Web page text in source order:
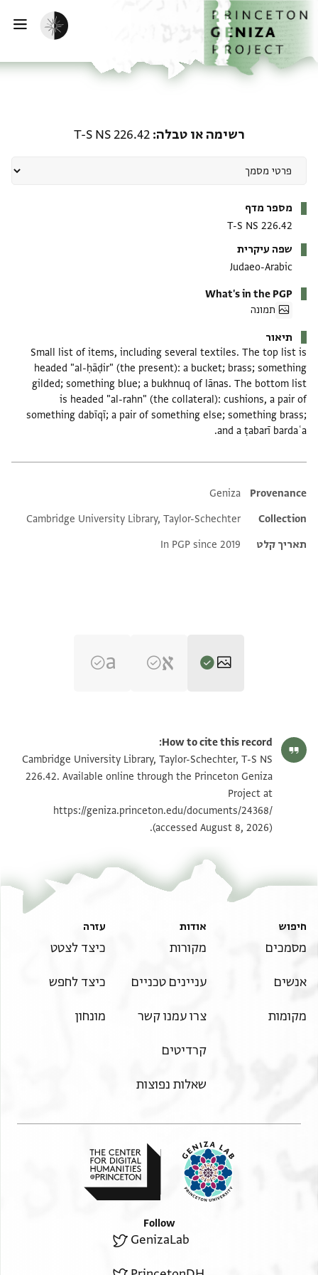
לתוכןהבית
הפעלת מצב כהה
רשימה או טבלה T-S NS 226.42
מספר מדף
T-S NS 226.42
שפה עיקרית
Judaeo-Arabic
What's in the PGP
תמונה
תיאור
Small list of items, including several textiles. The top list is
headed "al-ḥāḍir" (the present): a bucket; brass; something
gilded; something blue; a bukhnuq of lānas. The bottom list
is headed "al-rahn" (the collateral): cushions, a pair of
something dabīqī; a pair of something else; something brass;
and a ṭabarī bardaʿa.
Additional metadata
Provenance
Geniza
Collection
Cambridge University Library, Taylor-Schechter
תאריך קלט
In PGP since 2019
T-S NS 226.42 1v הגדל וסובב
תנאי היתר שימוש בתצלום
How to cite this record:
Cambridge University Library, Taylor-Schechter, T-S NS
226.42. Available online through the Princeton Geniza
Project at
https://geniza.princeton.edu/documents/24368/
(accessed August 8, 2026).
חיפוש
מסמכים
אנשים
מקומות
אודות
מקורות
עניינים טכניים
צרו עמנו קשר
קרדיטים
שאלות נפוצות
עזרה
כיצד לצטט
כיצד לחפש
מונחון
Follow
GenizaLab